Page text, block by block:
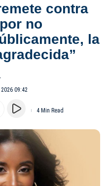
contra
no
la
09:42
4 Min Read